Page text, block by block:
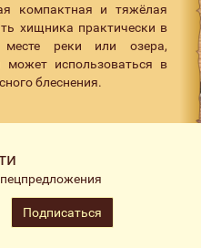
компактная и тяжёлая
хищника практически в
реки или озера,
использоваться в
блеснения.
Подписаться